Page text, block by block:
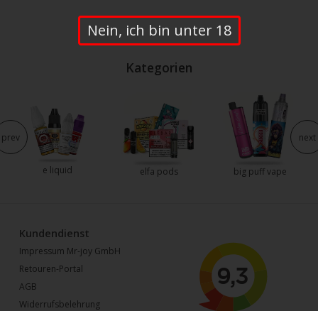
Kategorien
e liquid elfa pods big puff vape
prev next
Kundendienst
Impressum Mr-joy GmbH
Retouren-Portal
AGB
Widerrufsbelehrung
Nein, ich bin unter 18